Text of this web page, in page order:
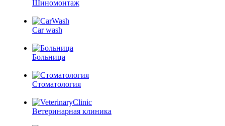
Шиномонтаж
Car wash
Больница
Стоматология
Ветеринарная клиника